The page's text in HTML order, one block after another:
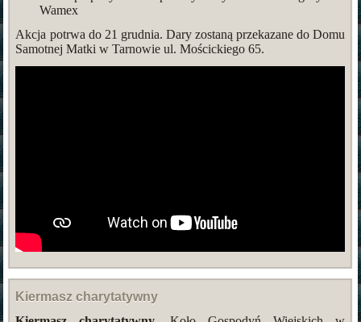
Wamex
Akcja potrwa do 21 grudnia. Dary zostaną przekazane do Domu
Samotnej Matki w Tarnowie ul. Mościckiego 65.
Kiermasz charytatywny